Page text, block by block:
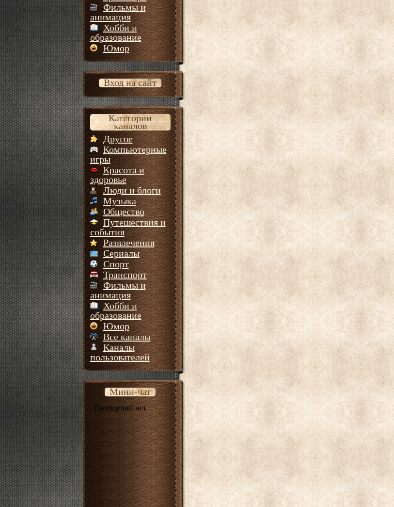
Фильмы и
анимация
Хобби и
образование
Юмор
Вход на сайт
Категории
каналов
Другое
Компьютерные
игры
Красота и
здоровье
Люди и блоги
Музыка
Общество
Путешествия и
события
Развлечения
Сериалы
Спорт
Транспорт
Фильмы и
анимация
Хобби и
образование
Юмор
Все каналы
Каналы
пользователей
Мини-чат